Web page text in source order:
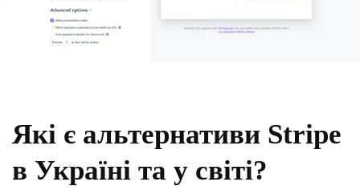
Які є альтернативи Stripe
в Україні та у світі?